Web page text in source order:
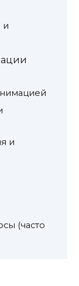
и
и
(часто